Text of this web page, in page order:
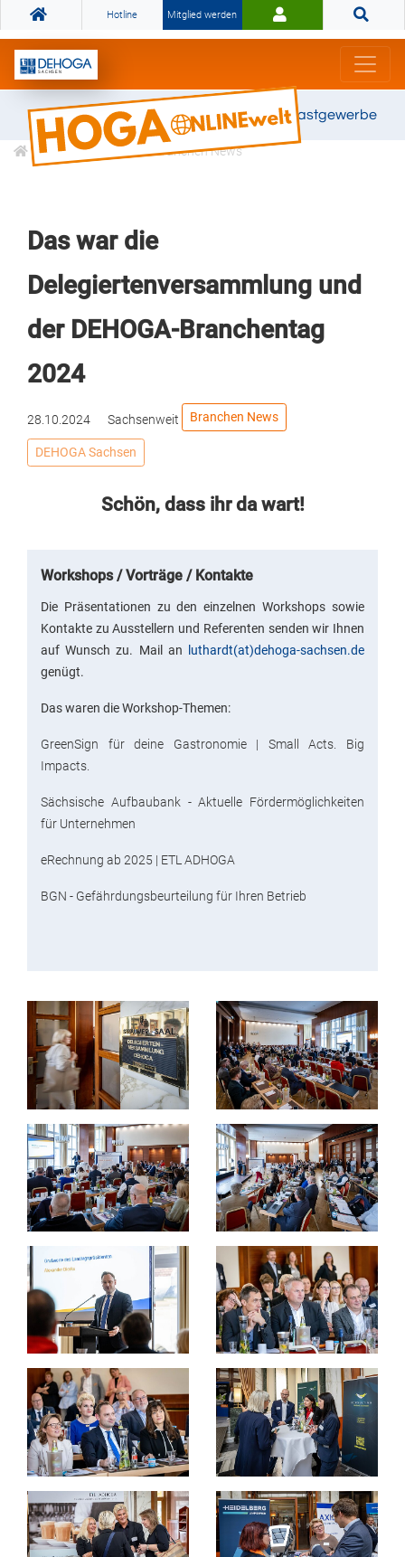
Hotline Mitglied werden
Gemeinsam stark für das Gastgewerbe
Informationen Branchen News
Das war die
Delegiertenversammlung und
der DEHOGA-Branchentag
2024
28.10.2024 Sachsenweit Branchen News
DEHOGA Sachsen
Schön, dass ihr da wart!
Workshops / Vorträge / Kontakte
Die Präsentationen zu den einzelnen Workshops sowie
Kontakte zu Ausstellern und Referenten senden wir Ihnen
auf Wunsch zu. Mail an
luthardt(at)dehoga-sachsen.de
genügt.
Das waren die Workshop-Themen:
GreenSign für deine Gastronomie | Small Acts. Big
Impacts.
Sächsische Aufbaubank - Aktuelle Fördermöglichkeiten
für Unternehmen
eRechnung ab 2025 | ETL ADHOGA
BGN - Gefährdungsbeurteilung für Ihren Betrieb